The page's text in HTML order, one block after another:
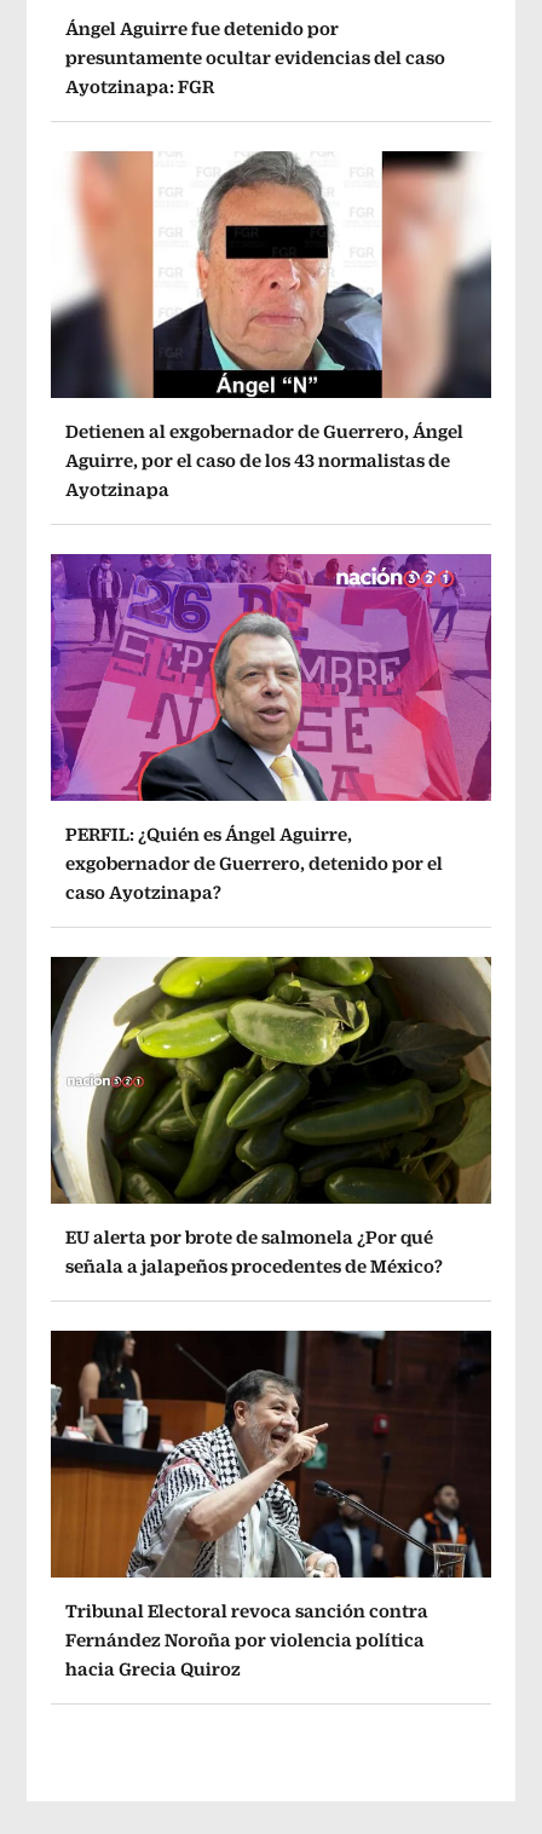
Ángel Aguirre fue detenido por
presuntamente ocultar evidencias del caso
Ayotzinapa: FGR
Detienen al exgobernador de Guerrero, Ángel
Aguirre, por el caso de los 43 normalistas de
Ayotzinapa
PERFIL: ¿Quién es Ángel Aguirre,
exgobernador de Guerrero, detenido por el
caso Ayotzinapa?
EU alerta por brote de salmonela ¿Por qué
señala a jalapeños procedentes de México?
Tribunal Electoral revoca sanción contra
Fernández Noroña por violencia política
hacia Grecia Quiroz